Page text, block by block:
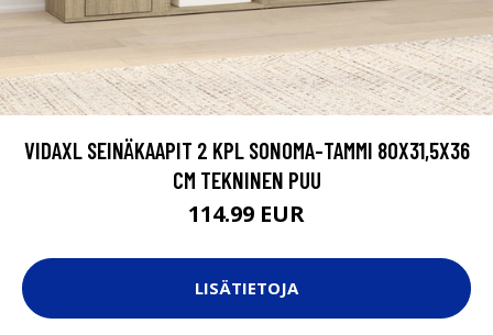
VIDAXL SEINÄKAAPIT 2 KPL SONOMA-TAMMI 80X31,5X36
CM TEKNINEN PUU
114.99 EUR
LISÄTIETOJA